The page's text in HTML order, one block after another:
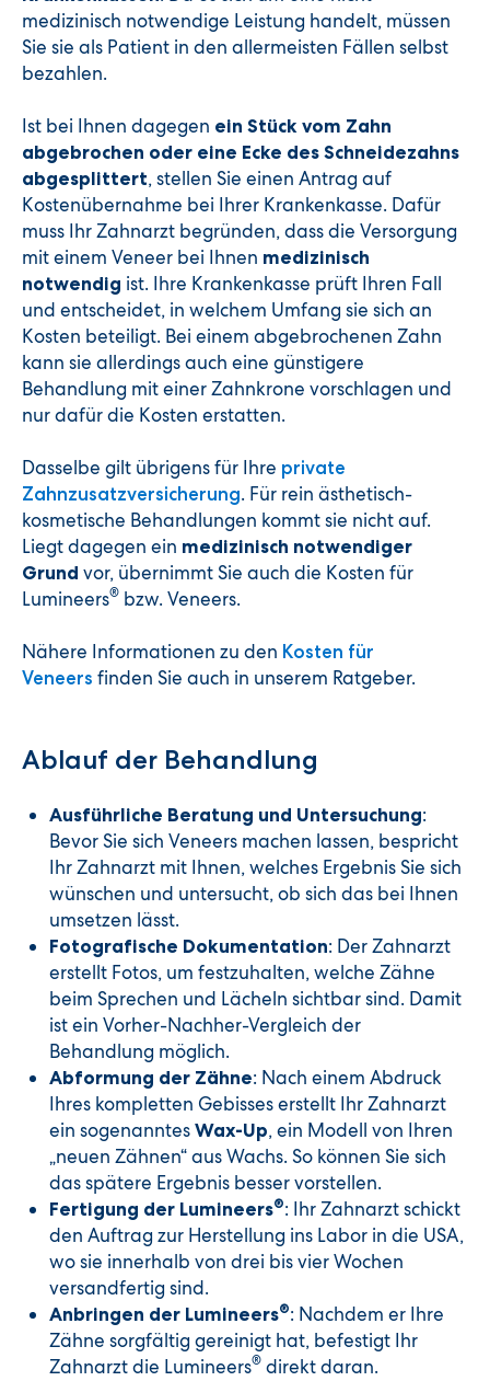
medizinisch notwendige Leistung handelt, müssen
Sie sie als Patient in den allermeisten Fällen selbst
bezahlen.
Ist bei Ihnen dagegen ein Stück vom Zahn
abgebrochen oder eine Ecke des Schneidezahns
abgesplittert, stellen Sie einen Antrag auf
Kostenübernahme bei Ihrer Krankenkasse. Dafür
muss Ihr Zahnarzt begründen, dass die Versorgung
mit einem Veneer bei Ihnen medizinisch
notwendig ist. Ihre Krankenkasse prüft Ihren Fall
und entscheidet, in welchem Umfang sie sich an
Kosten beteiligt. Bei einem abgebrochenen Zahn
kann sie allerdings auch eine günstigere
Behandlung mit einer Zahnkrone vorschlagen und
nur dafür die Kosten erstatten.
Dasselbe gilt übrigens für Ihre private
Zahnzusatzversicherung. Für rein ästhetisch-
kosmetische Behandlungen kommt sie nicht auf.
Liegt dagegen ein medizinisch notwendiger
Grund vor, übernimmt Sie auch die Kosten für
Lumineers® bzw. Veneers.
Nähere Informationen zu den Kosten für
Veneers finden Sie auch in unserem Ratgeber.
Ablauf der Behandlung
Ausführliche Beratung und Untersuchung:
Bevor Sie sich Veneers machen lassen, bespricht
Ihr Zahnarzt mit Ihnen, welches Ergebnis Sie sich
wünschen und untersucht, ob sich das bei Ihnen
umsetzen lässt.
Fotografische Dokumentation: Der Zahnarzt
erstellt Fotos, um festzuhalten, welche Zähne
beim Sprechen und Lächeln sichtbar sind. Damit
ist ein Vorher-Nachher-Vergleich der
Behandlung möglich.
Abformung der Zähne: Nach einem Abdruck
Ihres kompletten Gebisses erstellt Ihr Zahnarzt
ein sogenanntes Wax-Up, ein Modell von Ihren
„neuen Zähnen“ aus Wachs. So können Sie sich
das spätere Ergebnis besser vorstellen.
Fertigung der Lumineers®: Ihr Zahnarzt schickt
den Auftrag zur Herstellung ins Labor in die USA,
wo sie innerhalb von drei bis vier Wochen
versandfertig sind.
Anbringen der Lumineers®: Nachdem er Ihre
Zähne sorgfältig gereinigt hat, befestigt Ihr
Zahnarzt die Lumineers® direkt daran.